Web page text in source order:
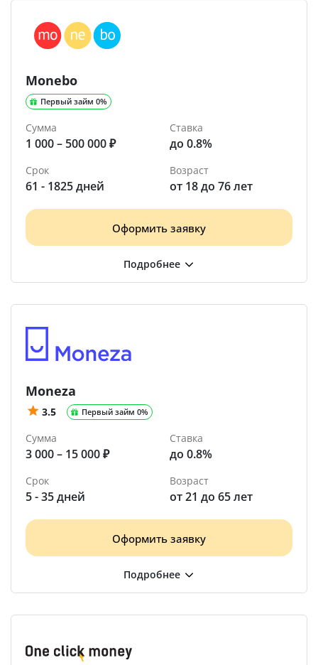
Monebo
Первый займ 0%
Сумма
1 000 – 500 000 ₽
Ставка
до 0.8%
Срок
61 - 1825 дней
Возраст
от 18 до 76 лет
Оформить заявку
Moneza
3.5 Первый займ 0%
Сумма
3 000 – 15 000 ₽
Ставка
до 0.8%
Срок
5 - 35 дней
Возраст
от 21 до 65 лет
Оформить заявку